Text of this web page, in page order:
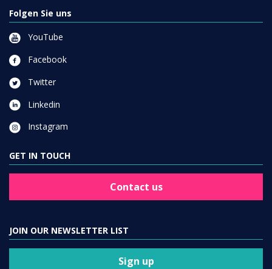
Folgen Sie uns
YouTube
Facebook
Twitter
Linkedin
Instagram
GET IN TOUCH
Contact us
JOIN OUR NEWSLETTER LIST
Sign up